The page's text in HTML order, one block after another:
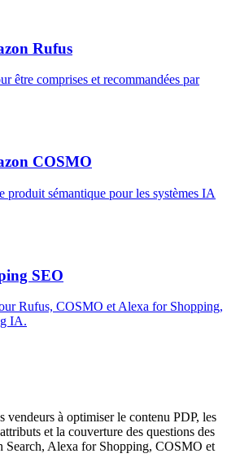
Rufus
être comprises et recommandées par
COSMO
produit sémantique pour les systèmes IA
SEO
Rufus, COSMO et Alexa for Shopping,
IA.
vendeurs à optimiser le contenu PDP, les
et la couverture des questions des
Search, Alexa for Shopping, COSMO et